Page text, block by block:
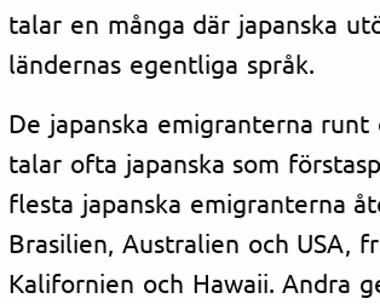
talar en många där japanska
ländernas egentliga språk.
De japanska emigranterna
talar ofta japanska som
flesta japanska emigranterna
Brasilien, Australien och USA,
Kalifornien och Hawaii. Andra